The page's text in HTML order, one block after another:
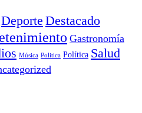
Deporte Destacado
Gastronomía
Música Politica Política Salud